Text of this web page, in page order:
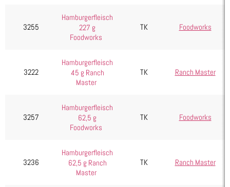
3255
Hamburgerfleisch
227 g
Foodworks
TK Foodworks
3222
Hamburgerfleisch
45 g Ranch
Master
TK Ranch Master
3257
Hamburgerfleisch
62,5 g
Foodworks
TK Foodworks
3236
Hamburgerfleisch
62,5 g Ranch
Master
TK Ranch Master